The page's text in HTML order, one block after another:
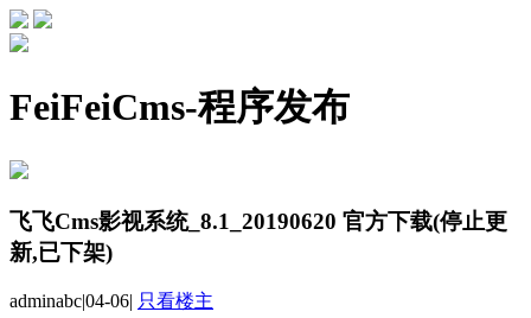
FeiFeiCms-程序发布
飞飞Cms影视系统_8.1_20190620 官方下载(停止更
新,已下架)
adminabc|04-06| 只看楼主